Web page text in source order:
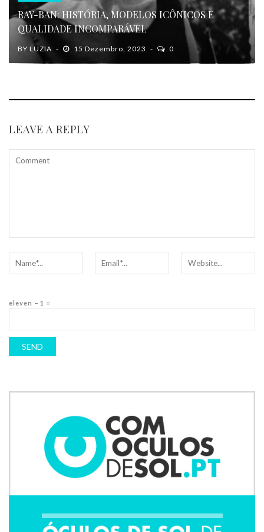
RAY-BAN: HISTÓRIA, MODELOS ICÔNICOS E
QUALIDADE INCOMPARÁVEL
BY LUZIA 15 Dezembro, 2023 0
LEAVE A REPLY
eleven − 1 =